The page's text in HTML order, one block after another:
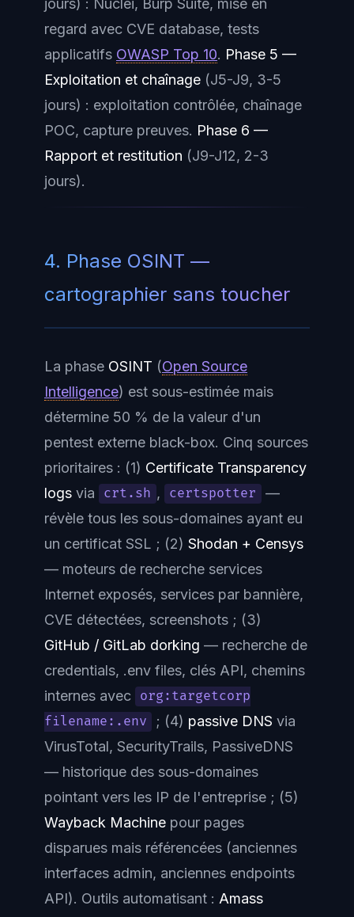
regard avec CVE database, tests
applicatifs OWASP Top 10. Phase 5 —
Exploitation et chaînage (J5-J9, 3-5
jours) : exploitation contrôlée, chaînage
POC, capture preuves. Phase 6 —
Rapport et restitution (J9-J12, 2-3
jours).
4. Phase OSINT —
cartographier sans toucher
La phase OSINT (Open Source
Intelligence) est sous-estimée mais
détermine 50 % de la valeur d'un
pentest externe black-box. Cinq sources
prioritaires : (1) Certificate Transparency
logs via crt.sh , certspotter
—
révèle tous les sous-domaines ayant eu
un certificat SSL ; (2) Shodan + Censys
— moteurs de recherche services
Internet exposés, services par bannière,
CVE détectées, screenshots ; (3)
GitHub / GitLab dorking — recherche de
credentials, .env files, clés API, chemins
internes avec org:targetcorp
filename:.env
; (4) passive DNS via
VirusTotal, SecurityTrails, PassiveDNS
— historique des sous-domaines
pointant vers les IP de l'entreprise ; (5)
Wayback Machine pour pages
disparues mais référencées (anciennes
interfaces admin, anciennes endpoints
API). Outils automatisant : Amass